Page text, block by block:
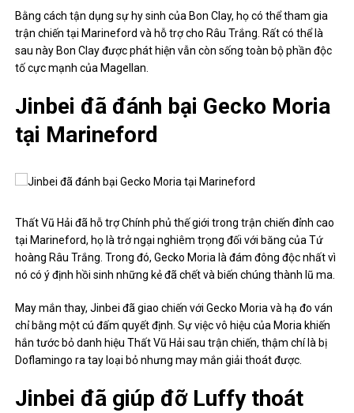
Bằng cách tận dụng sự hy sinh của Bon Clay, họ có thể tham gia
trận chiến tại Marineford và hỗ trợ cho Râu Trắng. Rất có thể là
sau này Bon Clay được phát hiện vẫn còn sống toàn bộ phần độc
tố cực mạnh của Magellan.
Jinbei đã đánh bại Gecko Moria
tại Marineford
Thất Vũ Hải đã hỗ trợ Chính phủ thế giới trong trận chiến đỉnh cao
tại Marineford, họ là trở ngại nghiêm trọng đối với băng của Tứ
hoàng Râu Trắng. Trong đó, Gecko Moria là đám đông độc nhất vì
nó có ý định hồi sinh những kẻ đã chết và biến chúng thành lũ ma.
May mắn thay, Jinbei đã giao chiến với Gecko Moria và hạ đo ván
chỉ bằng một cú đấm quyết định. Sự việc vô hiệu của Moria khiến
hắn tước bỏ danh hiệu Thất Vũ Hải sau trận chiến, thậm chí là bị
Doflamingo ra tay loại bỏ nhưng may mắn giải thoát được.
Jinbei đã giúp đỡ Luffy thoát